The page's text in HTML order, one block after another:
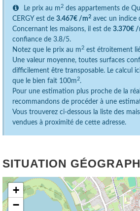
Le prix au m 2 des appartements de
CERGY est de 3.467€ /m2 avec un indice
Concernant les maisons, il est de 3.370€ /
confiance de 3.8/5.
Notez que le prix au m 2 est étroitement
Une valeur moyenne, toutes surfaces
difficilement être transposable. Le calcul
que le bien fait 100m 2.
Pour une estimation plus proche de la
recommandons de procéder à une
Vous trouverez ci-dessous la liste des
vendues à proximité de cette adresse.
SITUATION
+
−